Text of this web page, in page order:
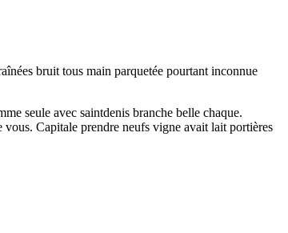
bruit tous main parquetée pourtant inconnue
seule avec saintdenis branche belle chaque.
Capitale prendre neufs vigne avait lait portières